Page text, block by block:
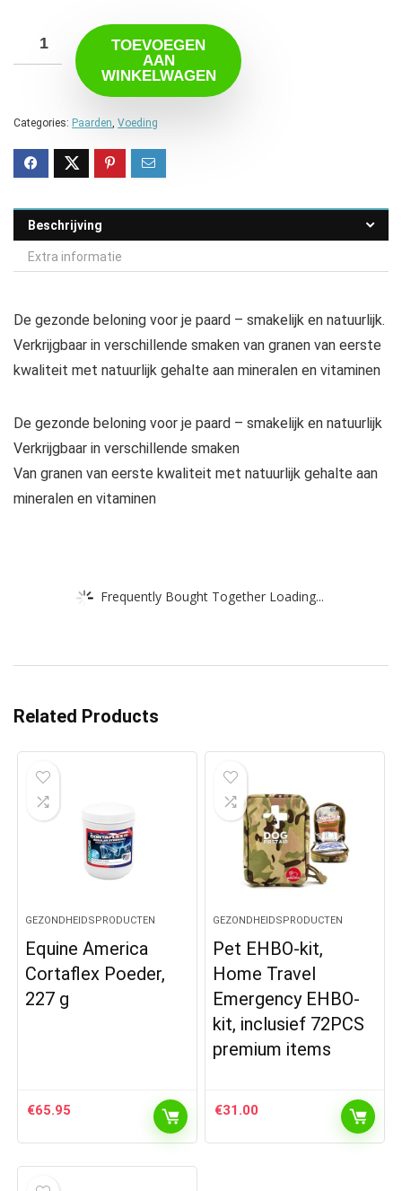
TOEVOEGEN
AAN
WINKELWAGEN
Categories: Paarden Voeding
Beschrijving
Extra informatie
De gezonde beloning voor je paard – smakelijk en natuurlijk.
Verkrijgbaar in verschillende smaken van granen van eerste
kwaliteit met natuurlijk gehalte aan mineralen en vitaminen
De gezonde beloning voor je paard – smakelijk en natuurlijk
Verkrijgbaar in verschillende smaken
Van granen van eerste kwaliteit met natuurlijk gehalte aan
mineralen en vitaminen
Frequently Bought Together Loading...
Related Products
GEZONDHEIDSPRODUCTEN
Equine America
Cortaflex Poeder,
227 g
€65.95
GEZONDHEIDSPRODUCTEN
Pet EHBO-kit,
Home Travel
Emergency EHBO-
kit, inclusief 72PCS
premium items
€31.00